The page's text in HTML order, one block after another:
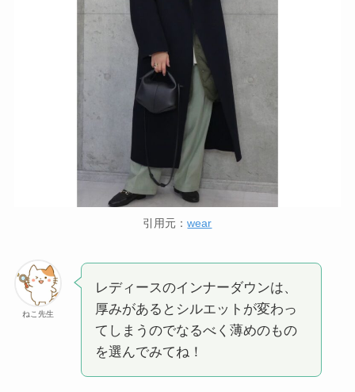
引用元：wear
ねこ先生
レディースのインナーダウンは、
厚みがあるとシルエットが変わっ
てしまうのでなるべく薄めのもの
を選んでみてね！